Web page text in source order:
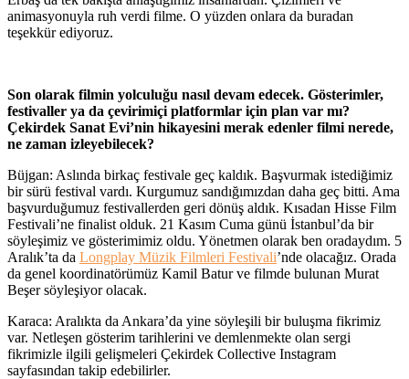
animasyonuyla ruh verdi filme. O yüzden onlara da buradan
teşekkür ediyoruz.
Son olarak filmin yolculuğu nasıl devam edecek. Gösterimler,
festivaller ya da çevirimiçi platformlar için plan var mı?
Çekirdek Sanat Evi’nin hikayesini merak edenler filmi nerede,
ne zaman izleyebilecek?
Büjgan: Aslında birkaç festivale geç kaldık. Başvurmak istediğimiz
bir sürü festival vardı. Kurgumuz sandığımızdan daha geç bitti. Ama
başvurduğumuz festivallerden geri dönüş aldık. Kısadan Hisse Film
Festivali’ne finalist olduk. 21 Kasım Cuma günü İstanbul’da bir
söyleşimiz ve gösterimimiz oldu. Yönetmen olarak ben oradaydım. 5
Aralık’ta da Longplay Müzik Filmleri Festivali’nde olacağız. Orada
da genel koordinatörümüz Kamil Batur ve filmde bulunan Murat
Beşer söyleşiyor olacak.
Karaca: Aralıkta da Ankara’da yine söyleşili bir buluşma fikrimiz
var. Netleşen gösterim tarihlerini ve demlenmekte olan sergi
fikrimizle ilgili gelişmeleri Çekirdek Collective Instagram
sayfasından takip edebilirler.